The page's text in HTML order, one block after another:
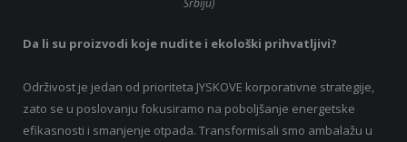
Da li su proizvodi koje nudite i ekološki prihvatljivi?
Održivost je jedan od prioriteta JYSKOVE korporativne strategije,
zato se u poslovanju fokusiramo na poboljšanje energetske
efikasnosti i smanjenje otpada. Transformisali smo ambalažu u